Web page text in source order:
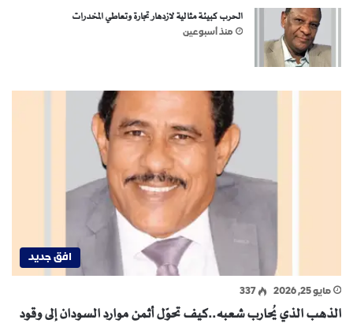
الحرب كبيئة مثالية لازدهار تجارة وتعاطي المخدرات
منذ أسبوعين
افق جديد
مايو 25, 2026 337
الذهب الذي يُحارب شعبه..كيف تحوّل أثمن موارد السودان إلى وقود